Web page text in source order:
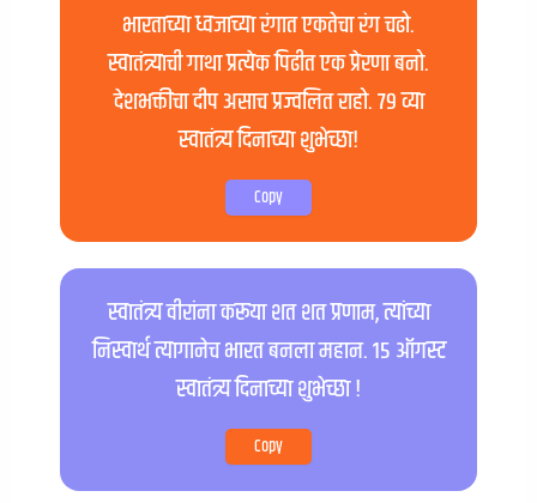
भारताच्या ध्वजाच्या रंगात एकतेचा रंग चढो.
स्वातंत्र्याची गाथा प्रत्येक पिढीत एक प्रेरणा बनो.
देशभक्तीचा दीप असाच प्रज्वलित राहो. ७९ व्या
स्वातंत्र्य दिनाच्या शुभेच्छा!
Copy
स्वातंत्र्य वीरांना करूया शत शत प्रणाम, त्यांच्या
निस्वार्थ त्यागानेच भारत बनला महान. १५ ऑगस्ट
स्वातंत्र्य दिनाच्या शुभेच्छा !
Copy